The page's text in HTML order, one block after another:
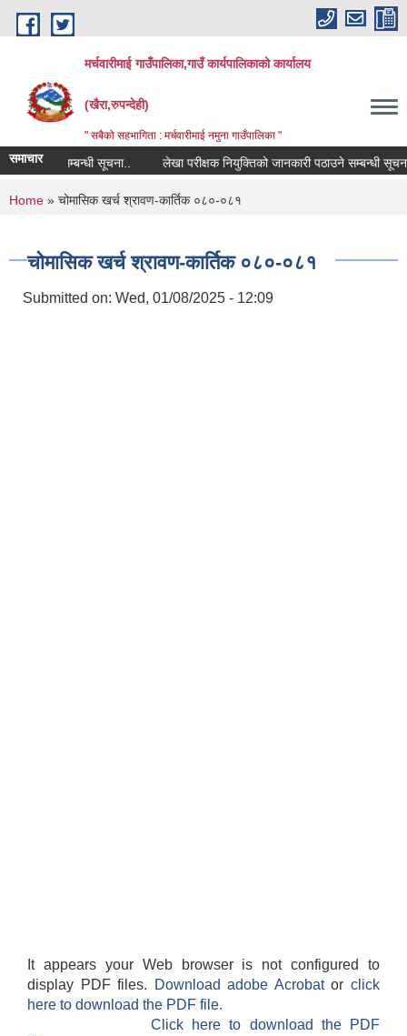
Skip to main content
मर्चवारीमाई गाउँपालिका,गाउँ कार्यपालिकाको कार्यालय
(खैरा,रुपन्देही)
" सबैको सहभागिता : मर्चवारीमाई नमुना गाउँपालिका "
समाचार
विवरण सम्बन्धी सूचना.. लेखा परीक्षक नियुक्तिको जानकारी पठाउने सम्बन्धी सूचना
You are here
Home » चोमासिक खर्च श्रावण-कार्तिक ०८०-०८१
चोमासिक खर्च श्रावण-कार्तिक ०८०-०८१
Submitted on: Wed, 01/08/2025 - 12:09
It appears your Web browser is not configured to
display PDF files.
Download adobe Acrobatorclick
here to download the PDF file.
Click here to download the PDF